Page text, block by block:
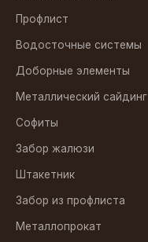
Профлист
Водосточные системы
Доборные элементы
Металлический сайдинг
Софиты
Забор жалюзи
Штакетник
Забор из профлиста
Металлопрокат